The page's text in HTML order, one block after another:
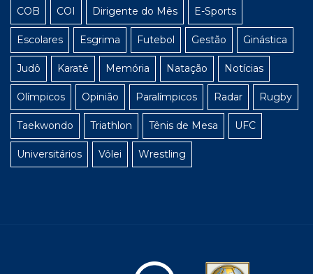
COB COI Dirigente do Mês E-Sports
Escolares Esgrima Futebol Gestão Ginástica
Judô Karatê Memória Natação Notícias
Olímpicos Opinião Paralímpicos Radar Rugby
Taekwondo Triathlon Tênis de Mesa UFC
Universitários Vôlei Wrestling